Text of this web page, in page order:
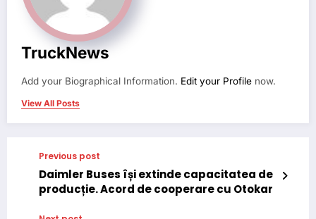
TruckNews
Add your Biographical Information. Edit your Profile now.
View All Posts
Previous post
Daimler Buses își extinde capacitatea de
producție. Acord de cooperare cu Otokar